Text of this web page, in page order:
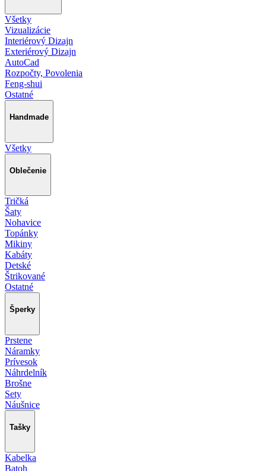
Všetky
Vizualizácie
Interiérový Dizajn
Exteriérový Dizajn
AutoCad
Rozpočty, Povolenia
Feng-shui
Ostatné
Handmade
Všetky
Oblečenie
Tričká
Šaty
Nohavice
Topánky
Mikiny
Kabáty
Detské
Štrikované
Ostatné
Šperky
Prstene
Náramky
Prívesok
Náhrdelník
Brošne
Sety
Náušnice
Tašky
Kabelka
Batoh